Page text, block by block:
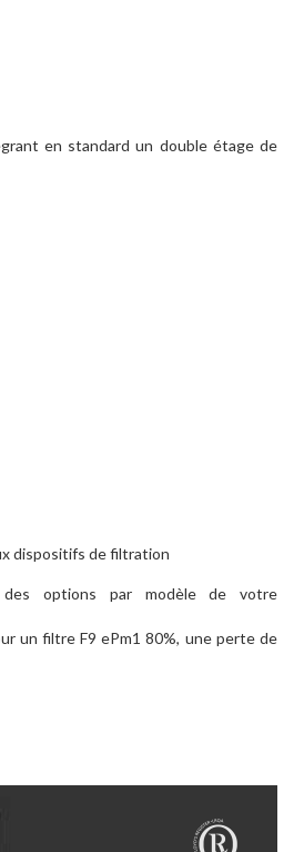
en standard un double étage de
dispositifs de filtration
options par modèle de votre
un filtre F9 ePm1 80%, une perte de